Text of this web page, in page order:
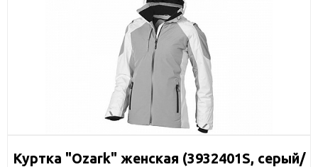
Куртка "Ozark" женская (3932401S, серый/